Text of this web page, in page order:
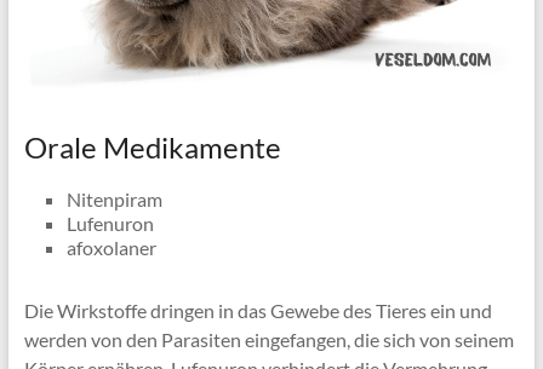
Orale Medikamente
Nitenpiram
Lufenuron
afoxolaner
Die Wirkstoffe dringen in das Gewebe des Tieres ein und
werden von den Parasiten eingefangen, die sich von seinem